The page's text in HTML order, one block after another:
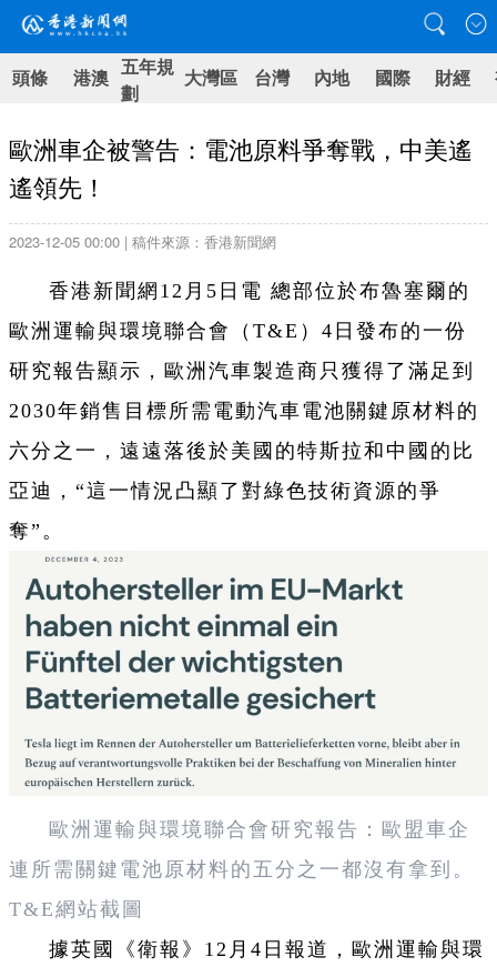
頭條 港澳 五年規
劃
大灣區 台灣 內地 國際 財經
歐洲車企被警告：電池原料爭奪戰，中美遙
遙領先！
2023-12-05 00:00 | 稿件來源：香港新聞網
香港新聞網12月5日電 總部位於布魯塞爾的
歐洲運輸與環境聯合會（T&E）4日發布的一份
研究報告顯示，歐洲汽車製造商只獲得了滿足到
2030年銷售目標所需電動汽車電池關鍵原材料的
六分之一，遠遠落後於美國的特斯拉和中國的比
亞迪，“這一情況凸顯了對綠色技術資源的爭
奪”。
歐洲運輸與環境聯合會研究報告：歐盟車企
連所需關鍵電池原材料的五分之一都沒有拿到。
T&E網站截圖
據英國《衛報》12月4日報道，歐洲運輸與環